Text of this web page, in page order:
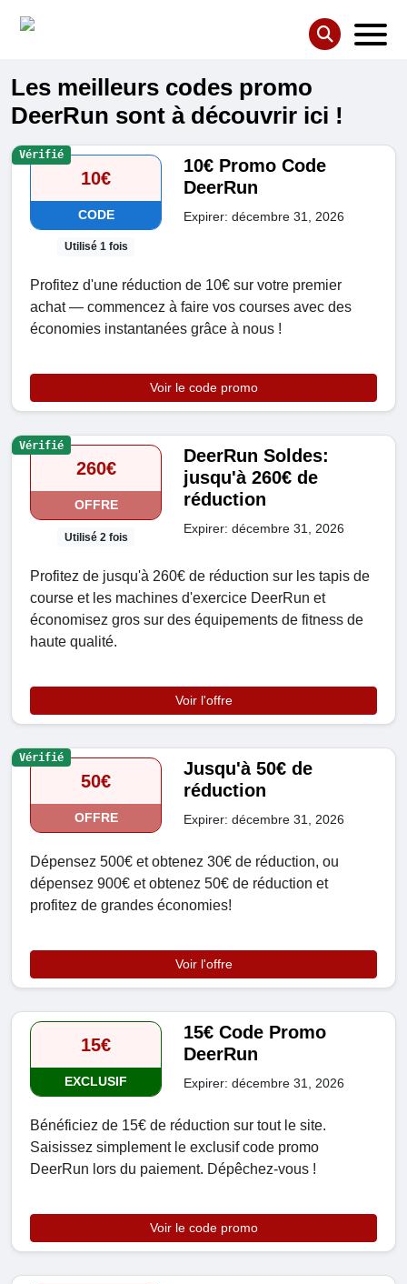
Les meilleurs codes promo
DeerRun sont à découvrir ici !
10€
CODE
Utilisé 1 fois
10€ Promo Code
DeerRun
Expirer: décembre 31, 2026
Profitez d'une réduction de 10€ sur votre premier
achat — commencez à faire vos courses avec des
économies instantanées grâce à nous !
Voir le code promo
Vérifié
260€
OFFRE
Utilisé 2 fois
DeerRun Soldes:
jusqu'à 260€ de
réduction
Expirer: décembre 31, 2026
Profitez de jusqu'à 260€ de réduction sur les tapis de
course et les machines d'exercice DeerRun et
économisez gros sur des équipements de fitness de
haute qualité.
Voir l'offre
Vérifié
50€
OFFRE
Jusqu'à 50€ de
réduction
Expirer: décembre 31, 2026
Dépensez 500€ et obtenez 30€ de réduction, ou
dépensez 900€ et obtenez 50€ de réduction et
profitez de grandes économies!
Voir l'offre
Vérifié
15€
EXCLUSIF
15€ Code Promo
DeerRun
Expirer: décembre 31, 2026
Bénéficiez de 15€ de réduction sur tout le site.
Saisissez simplement le exclusif code promo
DeerRun lors du paiement. Dépêchez-vous !
Voir le code promo